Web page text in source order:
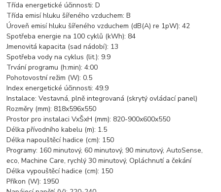
Třída energetické účinnosti: D
Třída emisí hluku šířeného vzduchem: B
Úroveň emisí hluku šířeného vzduchem (dB(A) re 1pW): 42
Spotřeba energie na 100 cyklů (kWh): 84
Jmenovitá kapacita (sad nádobí): 13
Spotřeba vody na cyklus (lit.): 9.9
Trvání programu (h:min): 4:00
Pohotovostní režim (W): 0.5
Index energetické účinnosti: 49.9
Instalace: Vestavná, plně integrovaná (skrytý ovládací panel)
Rozměry (mm): 818x596x550
Prostor pro instalaci VxŠxH (mm): 820-900x600x550
Délka přívodního kabelu (m): 1.5
Délka napouštěcí hadice (cm): 150
Programy: 160 minutový, 60 minutový, 90 minutový, AutoSense,
eco, Machine Care, rychlý 30 minutový, Opláchnutí a čekání
Délka vypouštěcí hadice (cm): 150
Příkon (W): 1950